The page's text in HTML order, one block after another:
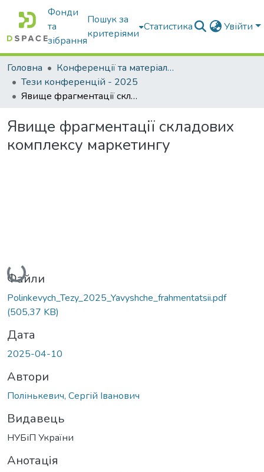
Фонди
та
зібрання
Пошук за
критеріями
Статистика Увійти
Головна
Конференції та матеріали конференцій
Тези конференцій - 2025
Явище фрагментації складових комплексу маркетингу
Явище фрагментації складових
комплексу маркетингу
Вантажиться...
Файли
Polinkevych_Tezy_2025_Yavyshche_frahmentatsii.pdf
(505,37 KB)
Дата
2025-04-10
Автори
Полінькевич, Сергій Іванович
Видавець
НУБіП України
Анотація